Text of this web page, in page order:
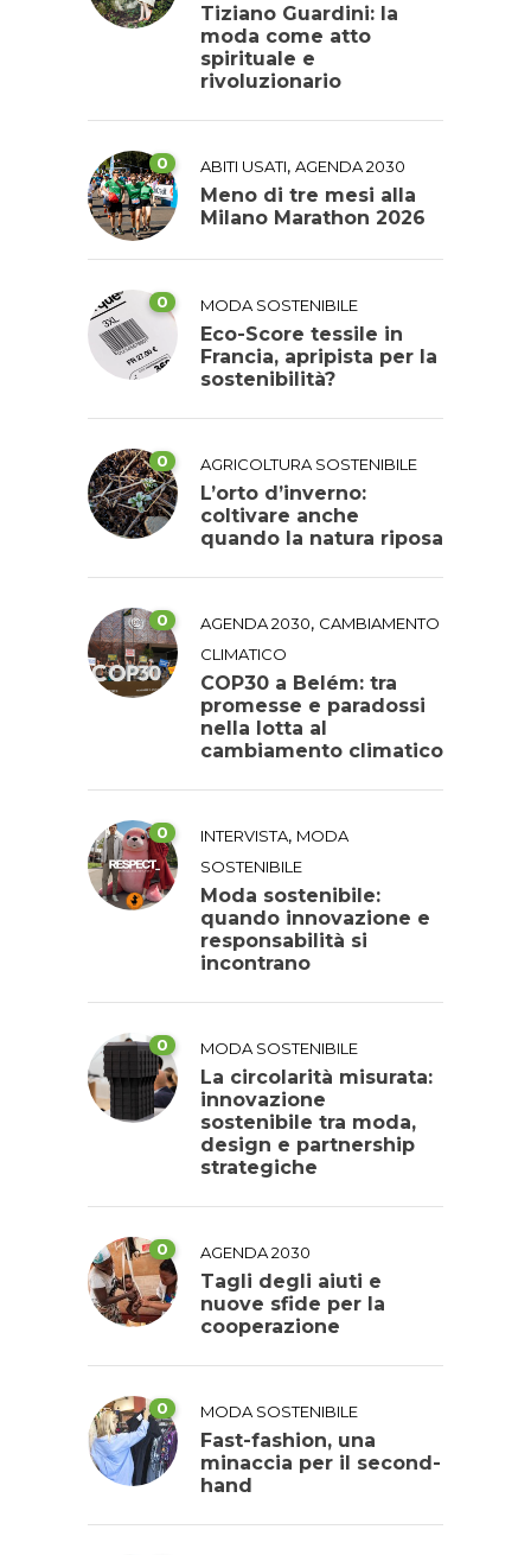
Tiziano Guardini: la
moda come atto
spirituale e
rivoluzionario
0 ABITI USATI, AGENDA 2030
Meno di tre mesi alla
Milano Marathon 2026
0 MODA SOSTENIBILE
Eco-Score tessile in
Francia, apripista per la
sostenibilità?
0 AGRICOLTURA SOSTENIBILE
L’orto d’inverno:
coltivare anche
quando la natura riposa
0 AGENDA 2030, CAMBIAMENTO
CLIMATICO
COP30 a Belém: tra
promesse e paradossi
nella lotta al
cambiamento climatico
0 INTERVISTA, MODA
SOSTENIBILE
Moda sostenibile:
quando innovazione e
responsabilità si
incontrano
0 MODA SOSTENIBILE
La circolarità misurata:
innovazione
sostenibile tra moda,
design e partnership
strategiche
0 AGENDA 2030
Tagli degli aiuti e
nuove sfide per la
cooperazione
0 MODA SOSTENIBILE
Fast-fashion, una
minaccia per il second-
hand